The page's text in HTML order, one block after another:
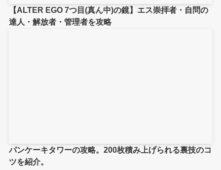
【ALTER EGO 7つ目(真ん中)の鏡】エス崇拝者・自問の
達人・解放者・管理者を攻略
パンケーキタワーの攻略。200枚積み上げられる裏技のコ
ツを紹介。